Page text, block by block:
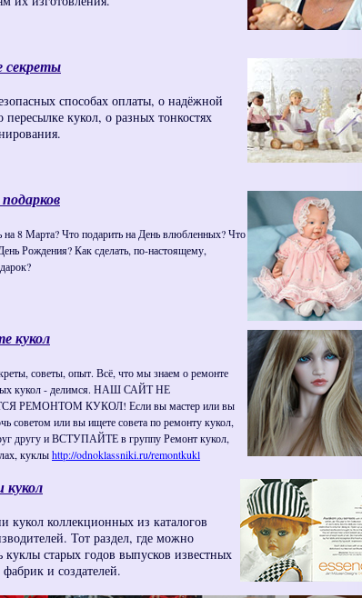
секреты
способах оплаты, о надёжной
пересылке кукол, о разных тонкостях
на 8 Марта? Что подарить на День влюбленных? Что
Рождения? Как сделать, по-настоящему,
кукол
советы, опыт. Всё, что мы знаем о ремонте
кукол - делимся. НАШ САЙТ НЕ
РЕМОНТОМ КУКОЛ! Если вы мастер или вы
советом или вы ищете совета по ремонту кукол,
другу и ВСТУПАЙТЕ в группу Ремонт кукол,
куклыhttp://odnoklassniki.ru/remontkukl
кукол
кукол коллекционных из каталогов
Тот раздел, где можно
куклы старых годов выпусков известных
и создателей.